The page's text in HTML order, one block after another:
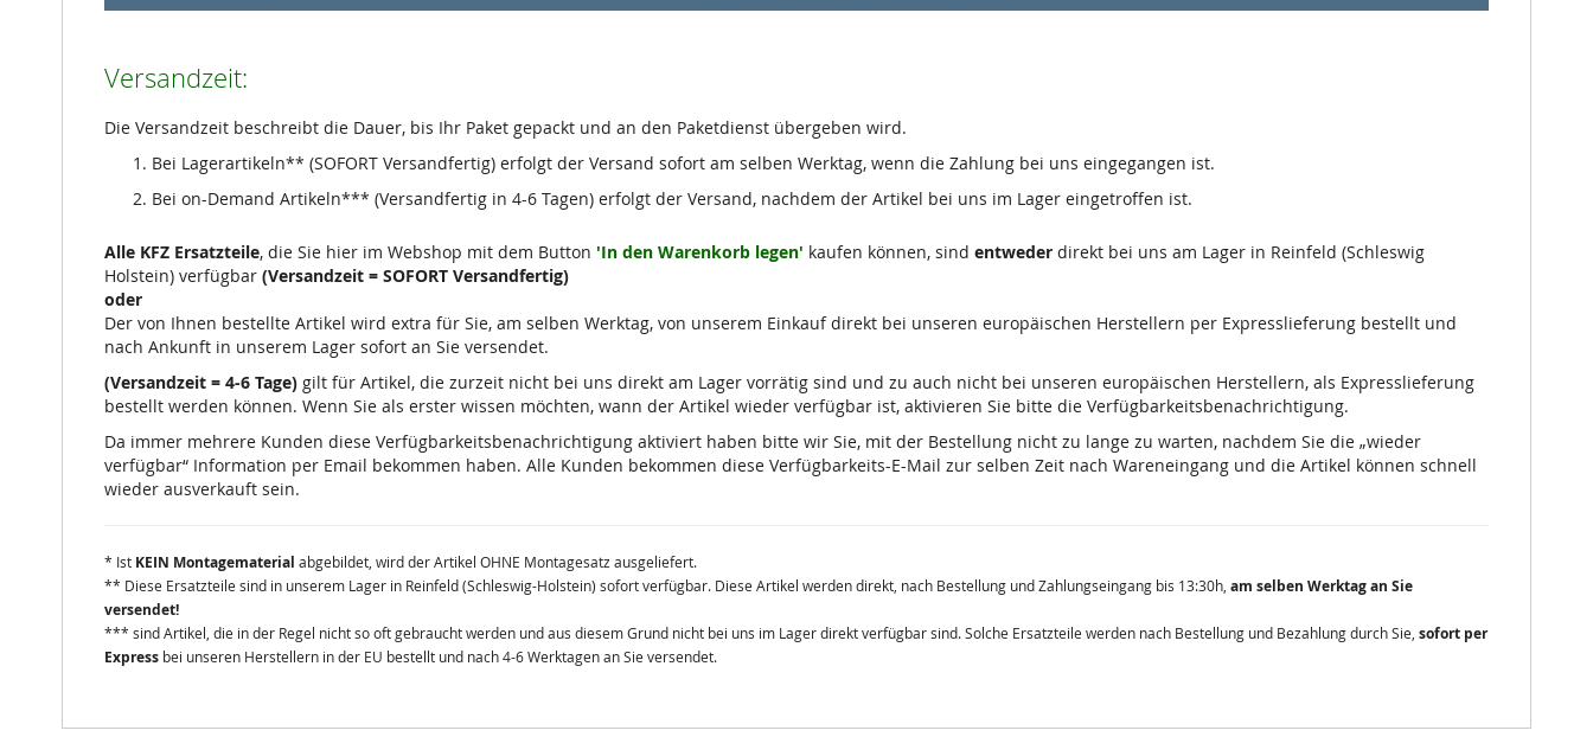
Versandzeit:
Die Versandzeit beschreibt die Dauer, bis Ihr Paket gepackt und an den Paketdienst übergeben wird.
Bei Lagerartikeln** (SOFORT Versandfertig) erfolgt der Versand sofort am selben Werktag, wenn die Zahlung bei uns eingegangen ist.
Bei on-Demand Artikeln*** (Versandfertig in 4-6 Tagen) erfolgt der Versand, nachdem der Artikel bei uns im Lager eingetroffen ist.
Alle KFZ Ersatzteile, die Sie hier im Webshop mit dem Button 'In den Warenkorb legen' kaufen können, sind entweder direkt bei uns am Lager in Reinfeld (Schleswig
Holstein) verfügbar (Versandzeit = SOFORT Versandfertig)
oder
Der von Ihnen bestellte Artikel wird extra für Sie, am selben Werktag, von unserem Einkauf direkt bei unseren europäischen Herstellern per Expresslieferung bestellt und
nach Ankunft in unserem Lager sofort an Sie versendet.
(Versandzeit = 4-6 Tage) gilt für Artikel, die zurzeit nicht bei uns direkt am Lager vorrätig sind und zu auch nicht bei unseren europäischen Herstellern, als Expresslieferung
bestellt werden können. Wenn Sie als erster wissen möchten, wann der Artikel wieder verfügbar ist, aktivieren Sie bitte die Verfügbarkeitsbenachrichtigung.
Da immer mehrere Kunden diese Verfügbarkeitsbenachrichtigung aktiviert haben bitte wir Sie, mit der Bestellung nicht zu lange zu warten, nachdem Sie die „wieder
verfügbar“ Information per Email bekommen haben. Alle Kunden bekommen diese Verfügbarkeits-E-Mail zur selben Zeit nach Wareneingang und die Artikel können schnell
wieder ausverkauft sein.
* Ist KEIN Montagematerial abgebildet, wird der Artikel OHNE Montagesatz ausgeliefert.
** Diese Ersatzteile sind in unserem Lager in Reinfeld (Schleswig-Holstein) sofort verfügbar. Diese Artikel werden direkt, nach Bestellung und Zahlungseingang bis 13:30h, am selben Werktag an Sie
versendet!
*** sind Artikel, die in der Regel nicht so oft gebraucht werden und aus diesem Grund nicht bei uns im Lager direkt verfügbar sind. Solche Ersatzteile werden nach Bestellung und Bezahlung durch Sie, sofort per
Express bei unseren Herstellern in der EU bestellt und nach 4-6 Werktagen an Sie versendet.